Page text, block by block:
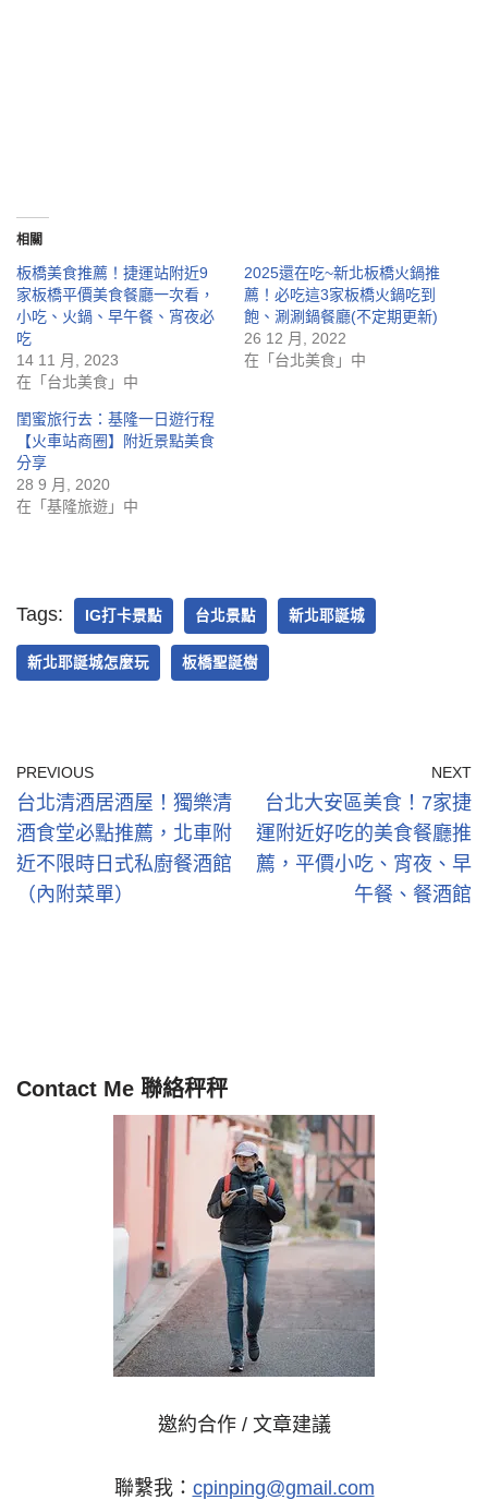
相關
板橋美食推薦！捷運站附近9
家板橋平價美食餐廳一次看，
小吃、火鍋、早午餐、宵夜必
吃
14 11 月, 2023
在「台北美食」中
2025還在吃~新北板橋火鍋推
薦！必吃這3家板橋火鍋吃到
飽、涮涮鍋餐廳(不定期更新)
26 12 月, 2022
在「台北美食」中
閨蜜旅行去：基隆一日遊行程
【火車站商圈】附近景點美食
分享
28 9 月, 2020
在「基隆旅遊」中
Tags: IG打卡景點 台北景點 新北耶誕城
新北耶誕城怎麼玩 板橋聖誕樹
PREVIOUS
台北清酒居酒屋！獨樂清
酒食堂必點推薦，北車附
近不限時日式私廚餐酒館
（內附菜單）
NEXT
台北大安區美食！7家捷
運附近好吃的美食餐廳推
薦，平價小吃、宵夜、早
午餐、餐酒館
Contact Me 聯絡秤秤
邀約合作 / 文章建議
聯繫我： cpinping@gmail.com